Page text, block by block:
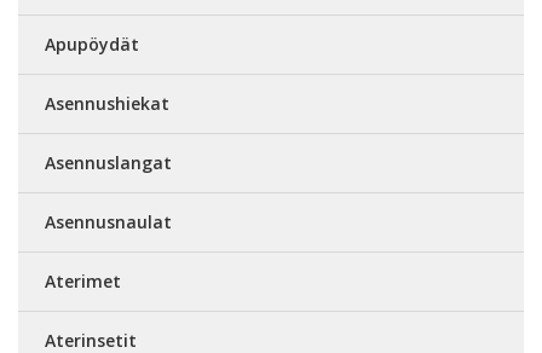
Apupöydät
Asennushiekat
Asennuslangat
Asennusnaulat
Aterimet
Aterinsetit